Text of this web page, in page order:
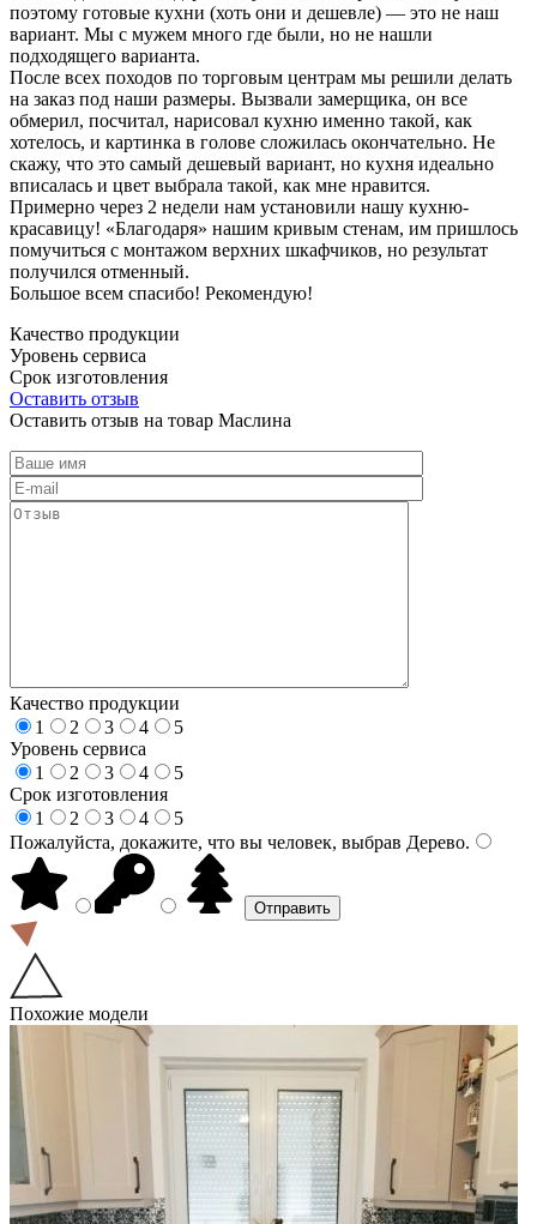
поэтому готовые кухни (хоть они и дешевле) — это не наш
вариант. Мы с мужем много где были, но не нашли
подходящего варианта.
После всех походов по торговым центрам мы решили делать
на заказ под наши размеры. Вызвали замерщика, он все
обмерил, посчитал, нарисовал кухню именно такой, как
хотелось, и картинка в голове сложилась окончательно. Не
скажу, что это самый дешевый вариант, но кухня идеально
вписалась и цвет выбрала такой, как мне нравится.
Примерно через 2 недели нам установили нашу кухню-
красавицу! «Благодаря» нашим кривым стенам, им пришлось
помучиться с монтажом верхних шкафчиков, но результат
получился отменный.
Большое всем спасибо! Рекомендую!
Качество продукции
Уровень сервиса
Срок изготовления
Оставить отзыв
Оставить отзыв на товар Маслина
Качество продукции
1
2 3 4
5
Уровень сервиса
1
2 3 4
5
Срок изготовления
1
2 3 4
5
Пожалуйста, докажите, что вы человек, выбрав Дерево.
Похожие модели